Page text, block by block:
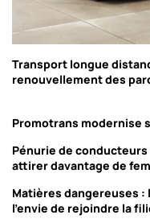
Transport longue
renouvellement des
Promotrans modernise
Pénurie de
attirer davantage de
Matières dangereuses :
l'envie de rejoindre la